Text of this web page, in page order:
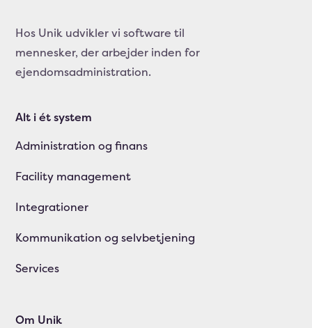
Hos Unik udvikler vi software til
mennesker, der arbejder inden for
ejendomsadministration.
Alt i ét system
Administration og finans
Facility management
Integrationer
Kommunikation og selvbetjening
Services
Om Unik